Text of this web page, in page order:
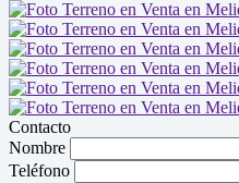
Contacto
Nombre
Teléfono